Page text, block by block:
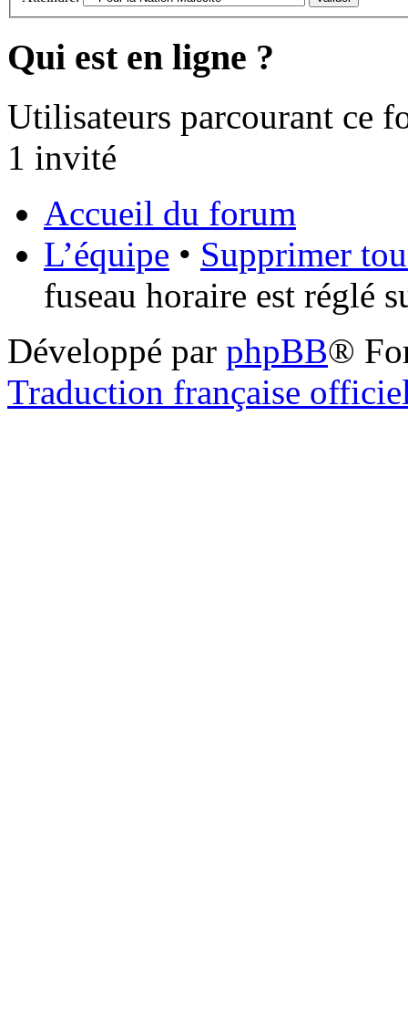
Qui est en ligne ?
Utilisateurs parcourant ce
1 invité
Accueil du forum
L’équipe • Supprimer
fuseau horaire est réglé
Développé par phpBB®
Traduction française